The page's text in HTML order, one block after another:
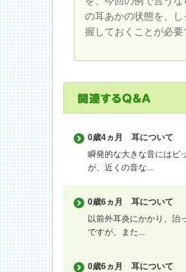
の耳あかの状態を、し
握しておくことが必要
0歳4ヵ月
耳について
瞬発的な大きな音にはビ
が、近くの音な...
0歳6ヵ月
耳について
以前外耳炎にかかり、治
ですが、また...
0歳6ヵ月
耳について